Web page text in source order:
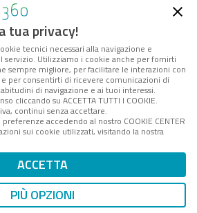
però rimane al cittadino). La seconda volta l’ho
bando pubblicato su GU del 30 /12/2011
per la copertura di n. 3 posti, a tempo pieno
riservato al personale interno, di Dirigente
personale della Giunta Regionale:
domande prevede invio domanda
le seguenti PEC
inviata con la mia pec ma … la pec NON è
di PEC messo a disposizione dal governo
tua privacy!
tecnici necessari alla navigazione e
servizio. Utilizziamo i cookie anche per fornirti
sempre migliore, per facilitare le interazioni con
per consentirti di ricevere comunicazioni di
di navigazione e ai tuoi interessi.
cliccando su ACCETTA TUTTI I COOKIE.
continui senza accettare.
accedendo al nostro COOKIE CENTER
sui cookie utilizzati, visitando la nostra
ACCETTA
PIÙ OPZIONI